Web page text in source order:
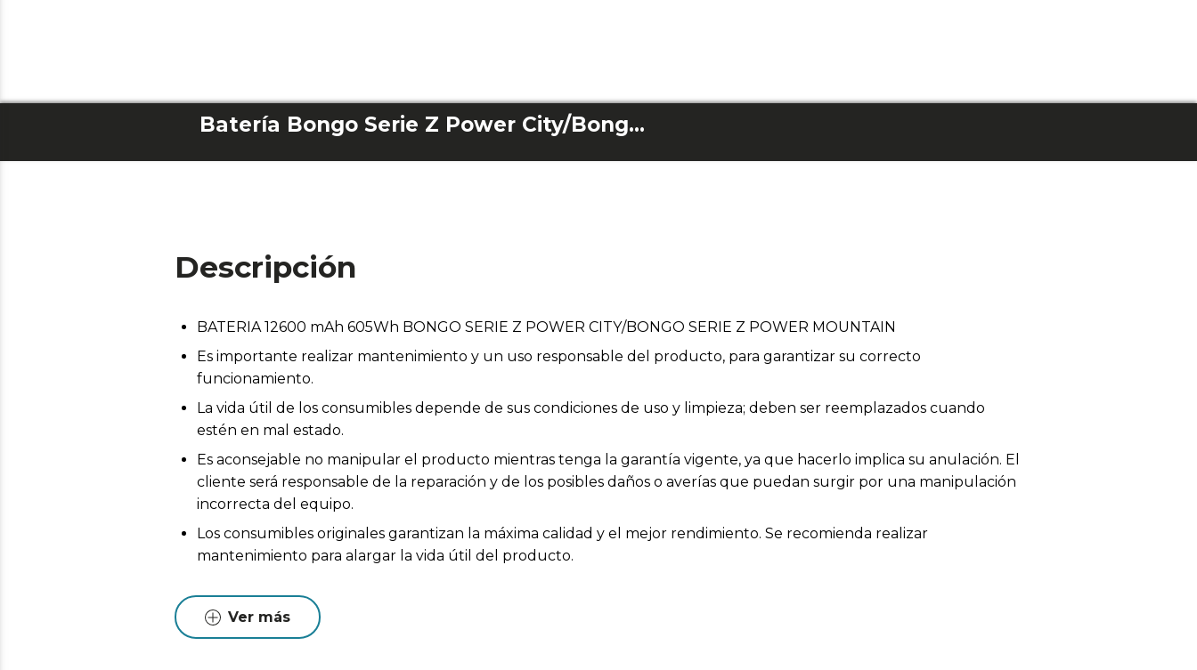
Batería Bongo Serie Z Power City/Bongo Serie Z Power Mountain
Descripción
BATERIA 12600 mAh 605Wh BONGO SERIE Z POWER CITY/BONGO SERIE Z POWER MOUNTAIN
Es importante realizar mantenimiento y un uso responsable del producto, para garantizar su correcto
funcionamiento.
La vida útil de los consumibles depende de sus condiciones de uso y limpieza; deben ser reemplazados cuando
estén en mal estado.
Es aconsejable no manipular el producto mientras tenga la garantía vigente, ya que hacerlo implica su anulación. El
cliente será responsable de la reparación y de los posibles daños o averías que puedan surgir por una manipulación
incorrecta del equipo.
Los consumibles originales garantizan la máxima calidad y el mejor rendimiento. Se recomienda realizar
mantenimiento para alargar la vida útil del producto.
Ver más